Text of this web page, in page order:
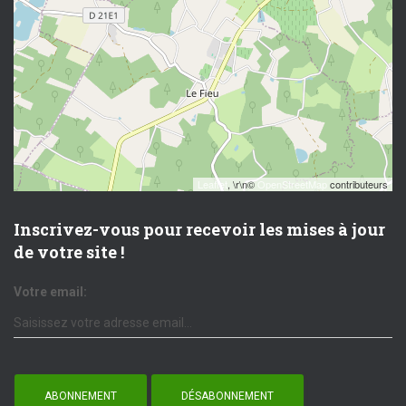
Leaflet, \r\n©OpenStreetMap contributeurs
Inscrivez-vous pour recevoir les mises à jour
de votre site !
Votre email: